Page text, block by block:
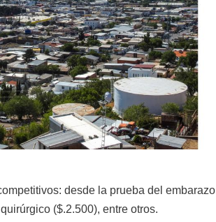
desde la prueba del embarazo
($.2.500), entre otros.